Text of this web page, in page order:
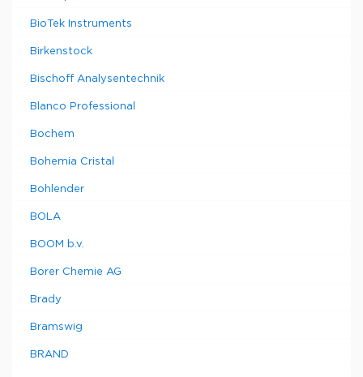
BioTek Instruments
Birkenstock
Bischoff Analysentechnik
Blanco Professional
Bochem
Bohemia Cristal
Bohlender
BOLA
BOOM b.v.
Borer Chemie AG
Brady
Bramswig
BRAND